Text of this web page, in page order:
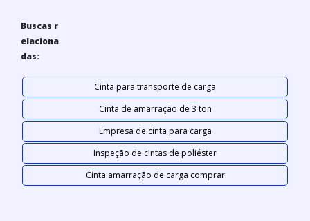
Buscas r
elaciona
das:
Cinta para transporte de carga
Cinta de amarração de 3 ton
Empresa de cinta para carga
Inspeção de cintas de poliéster
Cinta amarração de carga comprar